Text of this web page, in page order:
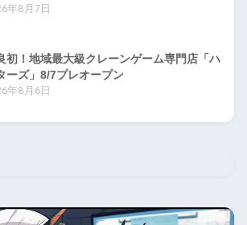
年8月7日
初！地域最大級クレーンゲーム専門店「ハ
ーズ」8/7プレオープン
年8月6日